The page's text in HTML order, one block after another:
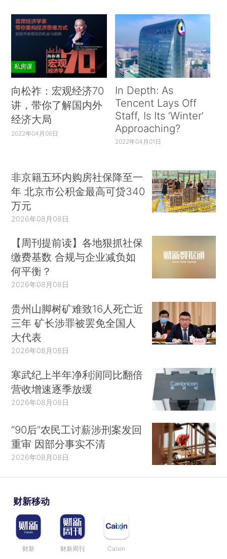
私房课
向松祚：宏观经济70
讲，带你了解国内外
经济大局
2022年04月06日
In Depth: As
Tencent Lays Off
Staff, Is Its ‘Winter’
Approaching?
2022年04月01日
非京籍五环内购房社保降至一
年 北京市公积金最高可贷340
万元
2026年08月08日
【周刊提前读】各地狠抓社保
缴费基数 合规与企业减负如
何平衡？
2026年08月08日
贵州山脚树矿难致16人死亡近
三年 矿长涉罪被罢免全国人
大代表
2026年08月08日
寒武纪上半年净利润同比翻倍
营收增速逐季放缓
2026年08月08日
“90后”农民工讨薪涉刑案发回
重审 因部分事实不清
2026年08月08日
财新移动
财新 财新周刊 Caixin